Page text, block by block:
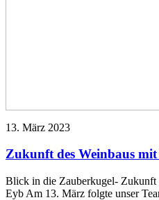
13. März 2023
Zukunft des Weinbaus
Blick in die Zauberkugel- Zukunft
Eyb Am 13. März folgte unser